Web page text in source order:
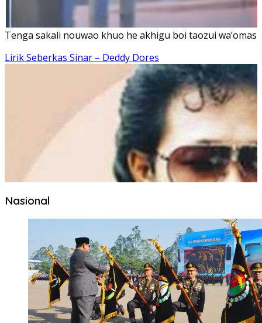
Tenga sakali nouwao khuo he akhigu boi taozui
Lirik Seberkas Sinar – Deddy Dores
Nasional